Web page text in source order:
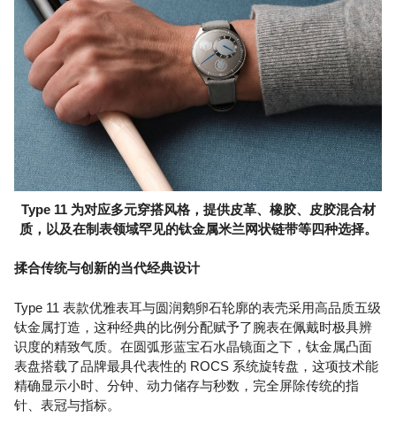
Type 11 为对应多元穿搭风格，提供皮革、橡胶、皮胶混合材
质，以及在制表领域罕见的钛金属米兰网状链带等四种选择。
揉合传统与创新的当代经典设计
Type 11 表款优雅表耳与圆润鹅卵石轮廓的表壳采用高品质五级
钛金属打造，这种经典的比例分配赋予了腕表在佩戴时极具辨
识度的精致气质。在圆弧形蓝宝石水晶镜面之下，钛金属凸面
表盘搭载了品牌最具代表性的 ROCS 系统旋转盘，这项技术能
精确显示小时、分钟、动力储存与秒数，完全屏除传统的指
针、表冠与指标。